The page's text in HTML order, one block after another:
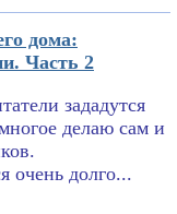
дома:
Часть 2
зададутся
делаю сам и
очень долго...